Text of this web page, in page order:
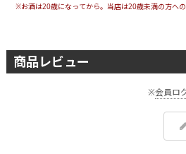
※お酒は20歳になってから。当店は20歳未満の方へ
商品レビュー
※会員ロ